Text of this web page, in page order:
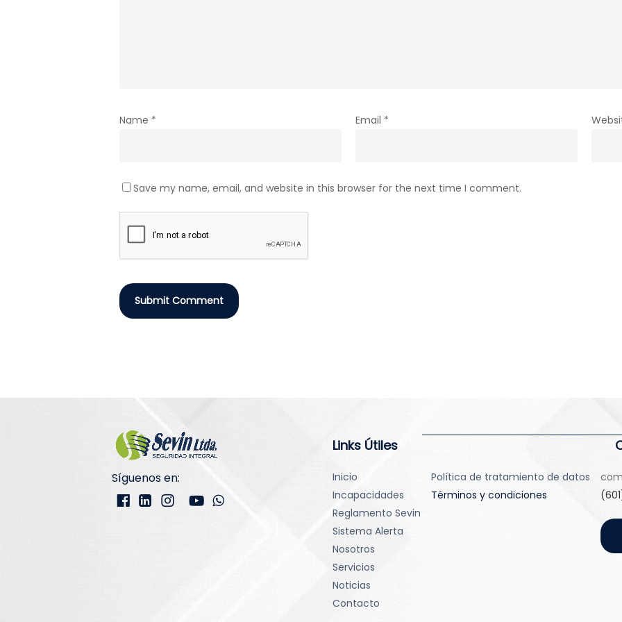
Name * Email *
Save my name, email, and website in this browser for the next time I comment.
Síguenos en:
Links Útiles
Inicio
Incapacidades
Reglamento Sevin
Sistema Alerta
Nosotros
Servicios
Noticias
Contacto
Política de tratamiento de datos
Términos y condiciones